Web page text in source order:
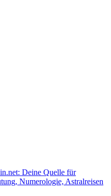
Deine Quelle für
Numerologie, Astralreisen